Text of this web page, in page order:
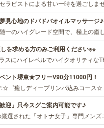
見心地のドバドバオイルマッサージ♪
を求める方のみご利用ください※※
ント堺東★フリーV90分11000円！
迎」只今スグご案内可能です♪